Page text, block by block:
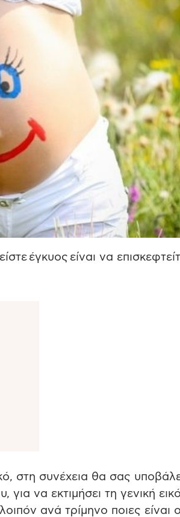
έγκυος είναι να
στη συνέχεια θα σας
να εκτιμήσει τη γενική
ανά τρίμηνο ποιες είναι